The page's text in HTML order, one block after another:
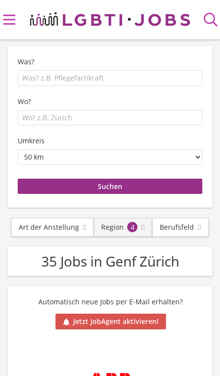
Was?
Wo?
Umkreis
Art der Anstellung Region 4 Berufsfeld
35 Jobs in Genf Zürich
Automatisch neue Jobs per E-Mail erhalten?
Jetzt JobAgent aktivieren!